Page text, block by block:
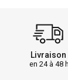
Livraison
en 24 à 48 h